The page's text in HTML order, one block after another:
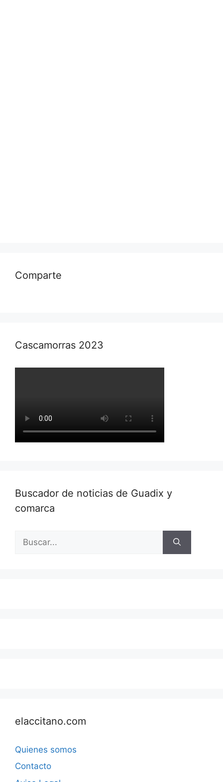
Comparte
Cascamorras 2023
Buscador de noticias de Guadix y
comarca
elaccitano.com
Quienes somos
Contacto